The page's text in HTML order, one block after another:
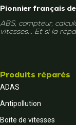
Pionnier français
ABS, compteur,
vitesses... Et si la
Produits réparés
ADAS
Antipollution
Boite de vitesses